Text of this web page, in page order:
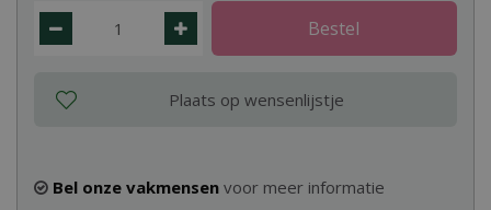
Bel onze vakmensen voor meer informatie